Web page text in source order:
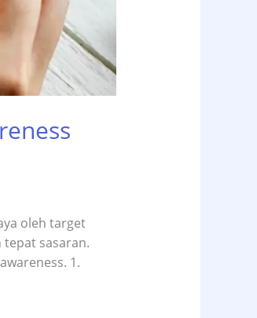
oleh target
sasaran.
1.